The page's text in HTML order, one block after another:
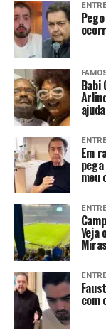
Babi
Em
meu
Veja
com